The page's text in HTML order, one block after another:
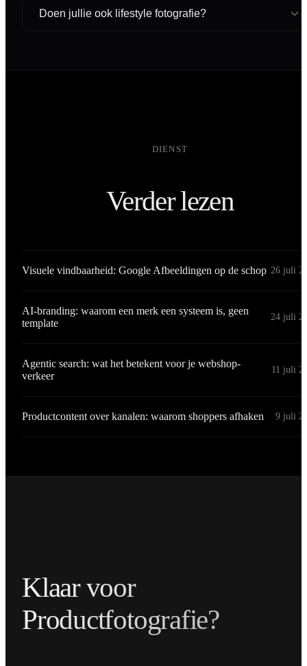
Doen jullie ook lifestyle fotografie?
DIENST
Verder lezen
Visuele vindbaarheid: Google Afbeeldingen op de schop 26 juli
AI-branding: waarom een merk een systeem is, geen
template
24 juli
Agentic search: wat het betekent voor je webshop-
verkeer
11 juli
Productcontent over kanalen: waarom shoppers afhaken 9 juli
Klaar voor
Productfotografie?